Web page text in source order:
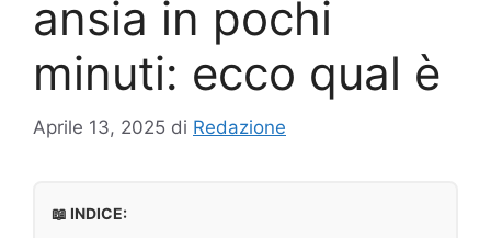
ansia in pochi
minuti: ecco qual è
Aprile 13, 2025 di Redazione
📖 INDICE: